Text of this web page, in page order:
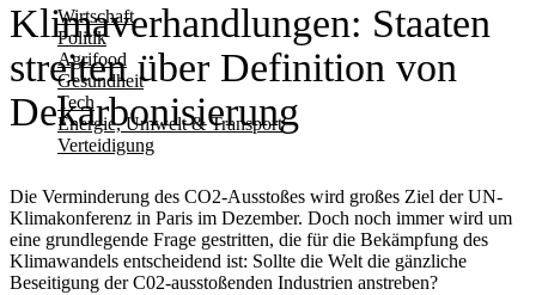
Wirtschaft
Politik
Agrifood
Gesundheit
Tech
Energie, Umwelt & Transport
Verteidigung
Klimaverhandlungen: Staaten
streiten über Definition von
Dekarbonisierung
Die Verminderung des CO2-Ausstoßes wird großes Ziel der UN-
Klimakonferenz in Paris im Dezember. Doch noch immer wird um
eine grundlegende Frage gestritten, die für die Bekämpfung des
Klimawandels entscheidend ist: Sollte die Welt die gänzliche
Beseitigung der C02-ausstoßenden Industrien anstreben?